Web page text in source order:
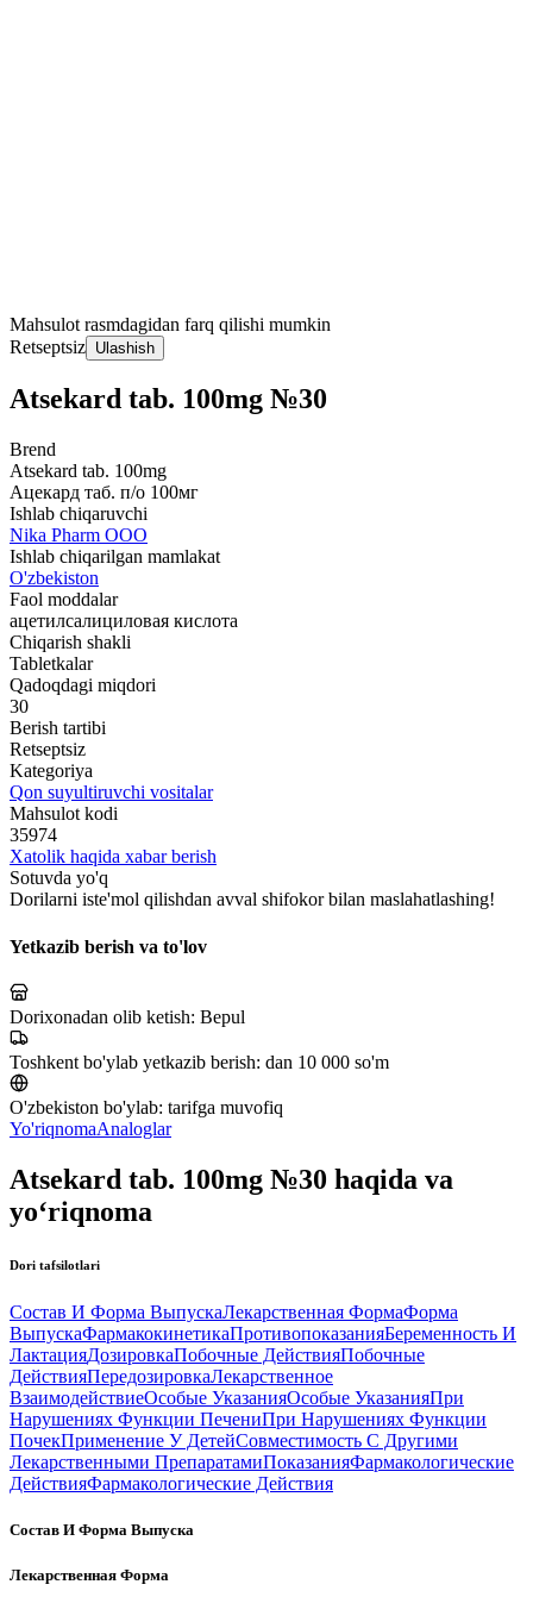
Mahsulot rasmdagidan farq qilishi mumkin
Retseptsiz Ulashish
Atsekard tab. 100mg №30
Brend
Atsekard tab. 100mg
Ацекард таб. п/о 100мг
Ishlab chiqaruvchi
Nika Pharm ООО
Ishlab chiqarilgan mamlakat
O'zbekiston
Faol moddalar
ацетилсалициловая кислота
Chiqarish shakli
Tabletkalar
Qadoqdagi miqdori
30
Berish tartibi
Retseptsiz
Kategoriya
Qon suyultiruvchi vositalar
Mahsulot kodi
35974
Xatolik haqida xabar berish
Sotuvda yo'q
Dorilarni iste'mol qilishdan avval shifokor bilan maslahatlashing!
Yetkazib berish va to'lov
Dorixonadan olib ketish: Bepul
Toshkent bo'ylab yetkazib berish: dan 10 000 so'm
O'zbekiston bo'ylab: tarifga muvofiq
Yo'riqnomaAnaloglar
Atsekard tab. 100mg №30 haqida va
yo‘riqnoma
Dori tafsilotlari
Состав И Форма ВыпускаЛекарственная ФормаФорма
ВыпускаФармакокинетикаПротивопоказанияБеременность И
ЛактацияДозировкаПобочные ДействияПобочные
ДействияПередозировкаЛекарственное
ВзаимодействиеОсобые УказанияОсобые УказанияПри
Нарушениях Функции ПечениПри Нарушениях Функции
ПочекПрименение У ДетейСовместимость С Другими
Лекарственными ПрепаратамиПоказанияФармакологические
ДействияФармакологические Действия
Состав И Форма Выпуска
Лекарственная Форма